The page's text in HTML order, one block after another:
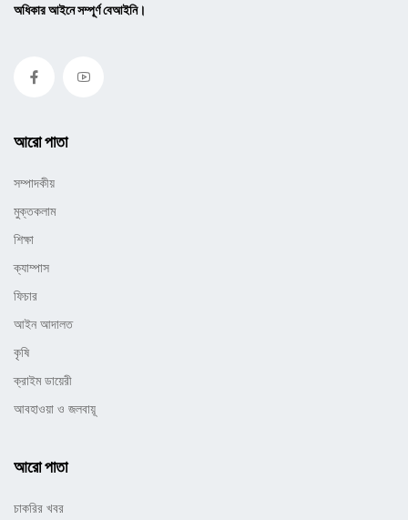
অধিকার আইনে সম্পূর্ণ বেআইনি।
আরো পাতা
সম্পাদকীয়
মুক্তকলাম
শিক্ষা
ক্যাম্পাস
ফিচার
আইন আদালত
কৃষি
ক্রাইম ডায়েরী
আবহাওয়া ও জলবায়ূ
আরো পাতা
চাকরির খবর